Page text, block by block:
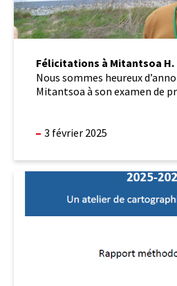
Félicitations à Mitantsoa
Nous sommes heureux
Mitantsoa à son examen de
3 février 2025
méthodologique